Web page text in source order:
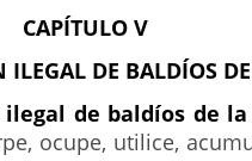
CAPÍTULO V
ILEGAL DE BALDÍOS
ilegal de baldíos de
ocupe, utilice,